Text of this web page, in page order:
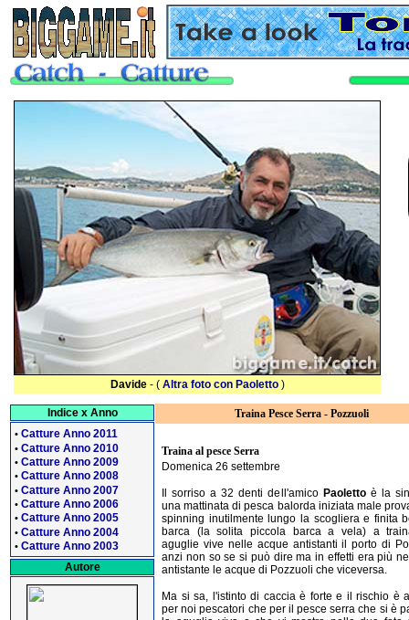
Indice x Anno
• Catture Anno 2011
• Catture Anno 2010
• Catture Anno 2009
• Catture Anno 2008
• Catture Anno 2007
• Catture Anno 2006
• Catture Anno 2005
• Catture Anno 2004
• Catture Anno 2003
Autore
Traina Pesce Serra - Pozzuoli
Traina al pesce Serra
Domenica 26 settembre
Il sorriso a 32 denti dell'amico Paolettoè la
una mattinata di pesca balorda iniziata male
spinning inutilmente lungo la scogliera e finita
barca (la solita piccola barca a vela) a
aguglie vive nelle acque antistanti il porto di
anzi non so se si può dire ma in effetti era più
antistante le acque di Pozzuoli che viceversa.
Ma si sa, l'istinto di caccia è forte e il rischio è
per noi pescatori che per il pesce serra che si è
Davide - ( Altra foto con Paoletto)